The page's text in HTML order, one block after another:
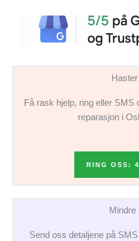
Få rask hjelp, ring eller
reparasjon i
RING OSS:
Mindre
Send oss detaljene på